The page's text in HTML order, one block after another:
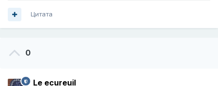
Цитата
0
Le ecureuil